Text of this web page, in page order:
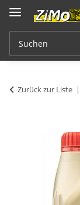
Zurück zur Liste